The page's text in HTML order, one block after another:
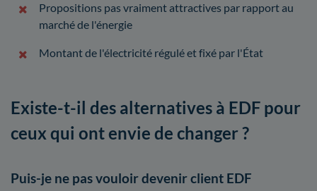
Propositions pas vraiment attractives par rapport au
marché de l'énergie
Montant de l'électricité régulé et fixé par l'État
Existe-t-il des alternatives à EDF pour
ceux qui ont envie de changer ?
Puis-je ne pas vouloir devenir client EDF